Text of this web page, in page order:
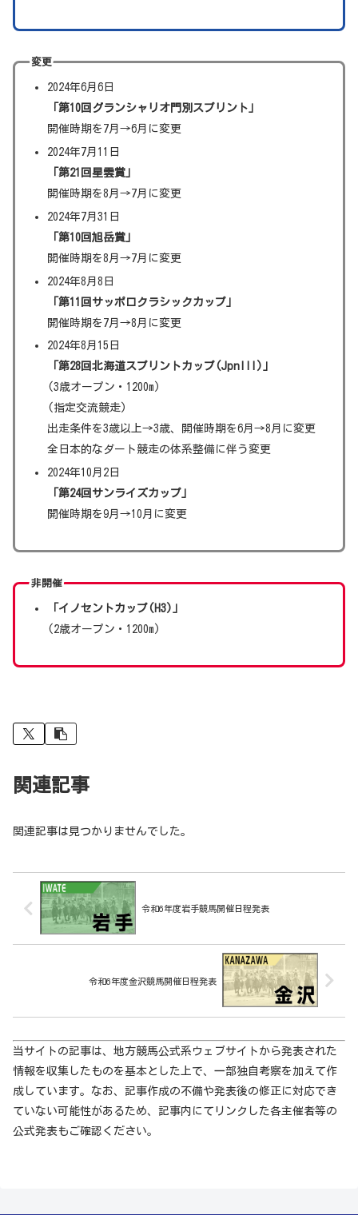
変更
2024年6月6日
「第10回グランシャリオ門別スプリント」
開催時期を7月→6月に変更
2024年7月11日
「第21回星雲賞」
開催時期を8月→7月に変更
2024年7月31日
「第10回旭岳賞」
開催時期を8月→7月に変更
2024年8月8日
「第11回サッポロクラシックカップ」
開催時期を7月→8月に変更
2024年8月15日
「第28回北海道スプリントカップ(JpnIII)」
(3歳オープン・1200m)
(指定交流競走)
出走条件を3歳以上→3歳、開催時期を6月→8月に変更
全日本的なダート競走の体系整備に伴う変更
2024年10月2日
「第24回サンライズカップ」
開催時期を9月→10月に変更
非開催
「イノセントカップ(H3)」
(2歳オープン・1200m)
関連記事
関連記事は見つかりませんでした。
令和6年度岩手競馬開催日程発表
令和6年度金沢競馬開催日程発表
当サイトの記事は、地方競馬公式系ウェブサイトから発表された
情報を収集したものを基本とした上で、一部独自考察を加えて作
成しています。なお、記事作成の不備や発表後の修正に対応でき
ていない可能性があるため、記事内にてリンクした各主催者等の
公式発表もご確認ください。